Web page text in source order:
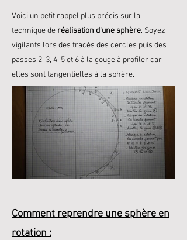
Voici un petit rappel plus précis sur la
technique de réalisation d'une sphère. Soyez
vigilants lors des tracés des cercles puis des
passes 2, 3, 4, 5 et 6 à la gouge à profiler car
elles sont tangentielles à la sphère.
Comment reprendre une sphère en
rotation :